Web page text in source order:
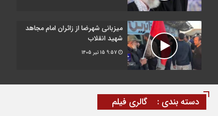
میزبانی شهرضا از زائران امام مجاهد
شهید انقلاب
15 تیر 1405
دسته بندی : گالری فیلم